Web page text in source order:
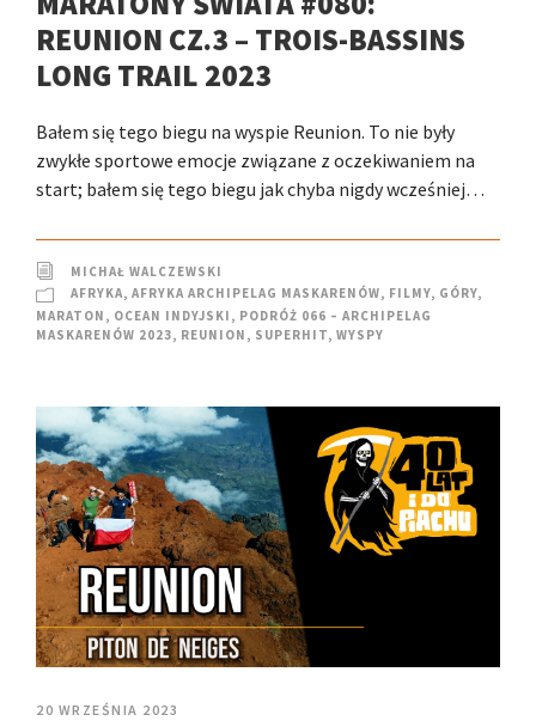
REUNION CZ.3 – TROIS-BASSINS
LONG TRAIL 2023
Bałem się tego biegu na wyspie Reunion. To nie były
zwykłe sportowe emocje związane z oczekiwaniem na
start; bałem się tego biegu jak chyba nigdy wcześniej…
MICHAŁ WALCZEWSKI
AFRYKA, AFRYKA ARCHIPELAG MASKARENÓW, FILMY, GÓRY,
MARATON , OCEAN INDYJSKI , PODRÓŻ 066 – ARCHIPELAG
MASKARENÓW 2023, REUNION , SUPERHIT, WYSPY
20 WRZEŚNIA 2023